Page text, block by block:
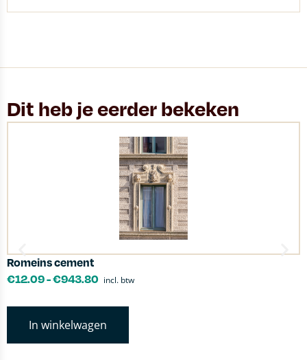
Dit heb je eerder bekeken
Romeins cement
€12.09-€943.80 incl. btw
In winkelwagen